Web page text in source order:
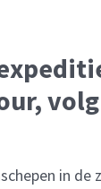
in de